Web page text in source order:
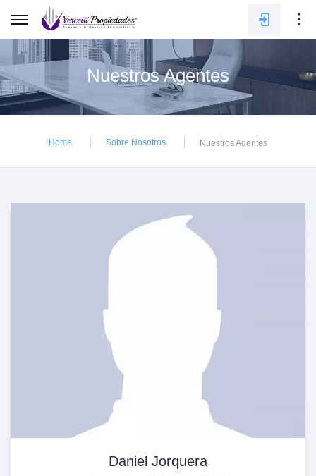
E-mail
Contraseña
Nuestros Agentes
Home Sobre Nosotros Nuestros Agentes
Daniel Jorquera